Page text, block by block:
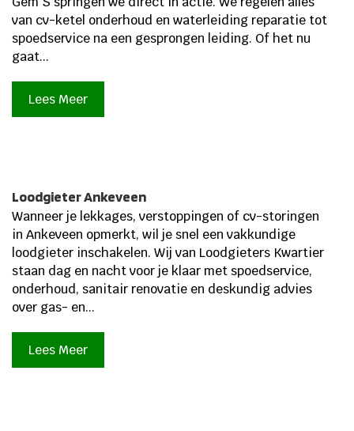
van cv-ketel onderhoud en waterleiding reparatie tot
spoedservice na een gesprongen leiding.​ Of het nu
gaat...
Lees Meer
Loodgieter Ankeveen
Wanneer je lekkages, verstoppingen of cv-storingen
in Ankeveen opmerkt, wil je snel een vakkundige
loodgieter inschakelen. Wij van Loodgieters Kwartier
staan dag en nacht voor je klaar met spoedservice,
onderhoud, sanitair renovatie en deskundig advies
over gas- en...
Lees Meer